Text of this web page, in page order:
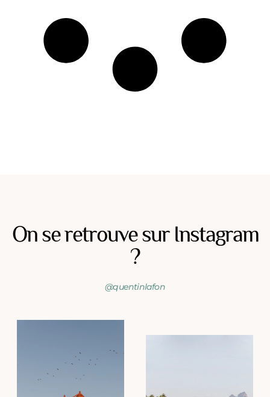
On se retrouve sur Instagram
?
@quentinlafon